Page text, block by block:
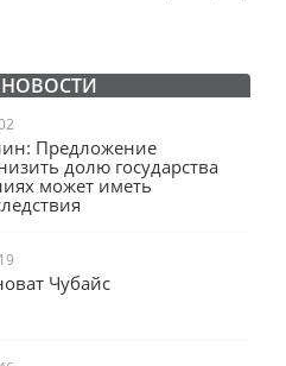
Предложение
долю государства
может иметь
Чубайс